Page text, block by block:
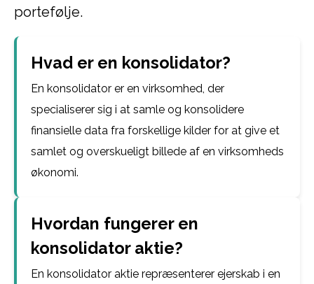
portefølje.
Hvad er en konsolidator?
En konsolidator er en virksomhed, der
specialiserer sig i at samle og konsolidere
finansielle data fra forskellige kilder for at give et
samlet og overskueligt billede af en virksomheds
økonomi.
Hvordan fungerer en
konsolidator aktie?
En konsolidator aktie repræsenterer ejerskab i en